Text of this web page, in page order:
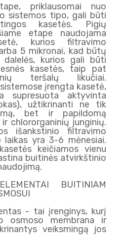
priklausomai nuo
sistemos tipo, gali būti
kasetės. Pigių
etape naudojama
kurios filtravimo
5 mikronai, kad būtų
dalelės, kurios gali būti
kasetės, taip pat
teršalų likučiai.
įrengta kasetė,
supresuota aktyvinta
užtikrinanti ne tik
bet ir papildomą
chlororganinių junginių.
išankstinio filtravimo
laikas yra 3-6 mėnesiai.
keičiamos vienu
buitinės atvirkštinio
BUITINIAM
- tai įrenginys, kurį
osmoso membrana ir
veiksmingą jos